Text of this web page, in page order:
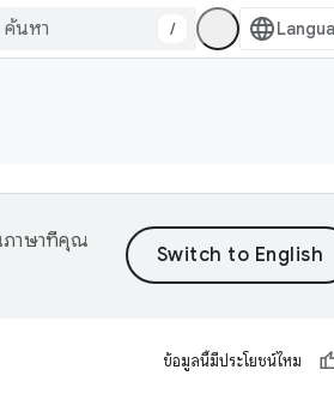
/
ภาษาที่คุณ
ข้อมูลนี้มีประโยชน์ไหม